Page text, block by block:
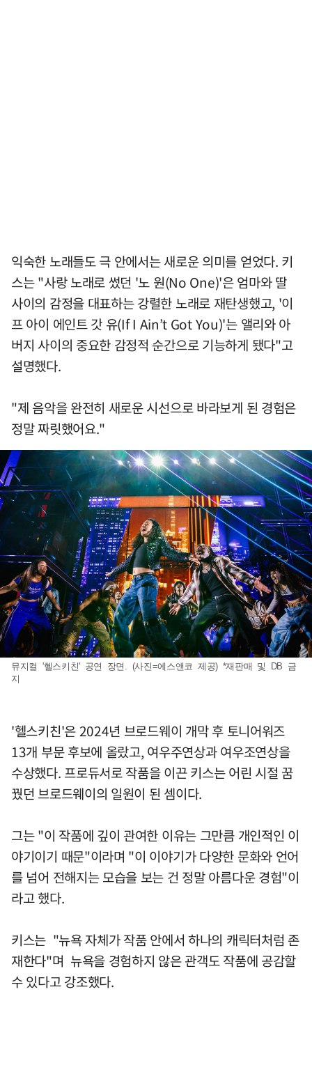
익숙한 노래들도 극 안에서는 새로운 의미를 얻었다. 키
스는 "사랑 노래로 썼던 '노 원(No One)'은 엄마와 딸
사이의 감정을 대표하는 강렬한 노래로 재탄생했고, '이
프 아이 에인트 갓 유(If I Ain’t Got You)'는 앨리와 아
버지 사이의 중요한 감정적 순간으로 기능하게 됐다"고
설명했다.
"제 음악을 완전히 새로운 시선으로 바라보게 된 경험은
정말 짜릿했어요."
뮤지컬 '헬스키친' 공연 장면. (사진=에스앤코 제공) *재판매 및 DB 금
지
'헬스키친'은 2024년 브로드웨이 개막 후 토니어워즈
13개 부문 후보에 올랐고, 여우주연상과 여우조연상을
수상했다. 프로듀서로 작품을 이끈 키스는 어린 시절 꿈
꿨던 브로드웨이의 일원이 된 셈이다.
그는 "이 작품에 깊이 관여한 이유는 그만큼 개인적인 이
야기이기 때문"이라며 "이 이야기가 다양한 문화와 언어
를 넘어 전해지는 모습을 보는 건 정말 아름다운 경험"이
라고 했다.
키스는 "뉴욕 자체가 작품 안에서 하나의 캐릭터처럼 존
재한다"며 뉴욕을 경험하지 않은 관객도 작품에 공감할
수 있다고 강조했다.